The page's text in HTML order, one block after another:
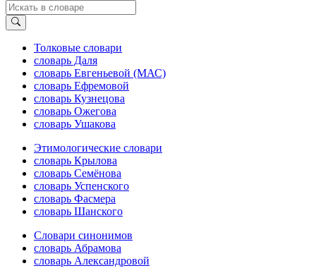
Толковые словари
словарь Даля
словарь Евгеньевой (МАС)
словарь Ефремовой
словарь Кузнецова
словарь Ожегова
словарь Ушакова
Этимологические словари
словарь Крылова
словарь Семёнова
словарь Успенского
словарь Фасмера
словарь Шанского
Словари синонимов
словарь Абрамова
словарь Александровой